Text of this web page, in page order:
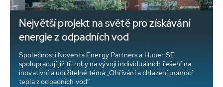
Největší projekt na světě pro získávání
energie z odpadních vod
Společnosti Noventa Energy Partners a Huber SE
spolupracují již tři roky na vývoji individuálních řešení na
inovativní a udržitelné téma „Ohřívání a chlazení pomocí
tepla z odpadních vod“.